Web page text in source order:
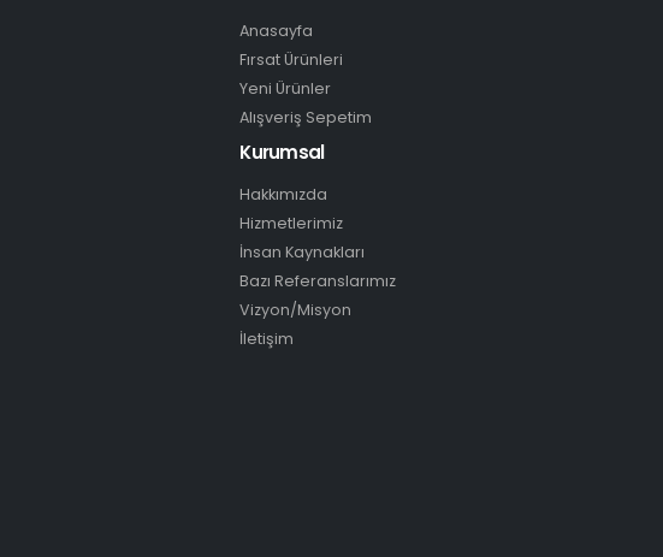
Anasayfa
Fırsat Ürünleri
Yeni Ürünler
Alışveriş Sepetim
Kurumsal
Hakkımızda
Hizmetlerimiz
İnsan Kaynakları
Bazı Referanslarımız
Vizyon/Misyon
İletişim